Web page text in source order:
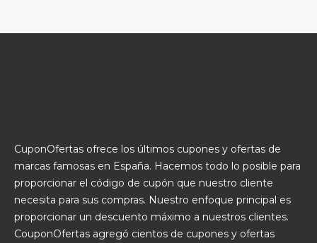
CuponOfertas ofrece los últimos cupones y ofertas de
marcas famosas en España. Hacemos todo lo posible para
proporcionar el código de cupón que nuestro cliente
necesita para sus compras. Nuestro enfoque principal es
proporcionar un descuento máximo a nuestros clientes.
CouponOfertas agregó cientos de cupones y ofertas